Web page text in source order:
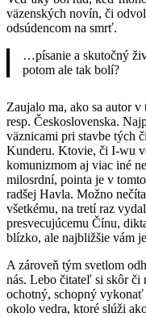
väzenských novín, či
odsúdencom na smrť.
…písanie a skutočný
potom ale tak bolí?
Zaujalo ma, ako sa autor
resp. Československa.
väznicami pri stavbe tých
Kunderu. Ktovie, či I-wu
komunizmom aj viac iné
milosrdní, pointa je v
radšej Havla. Možno
všetkému, na tretí raz
presvecujúcemu Čínu,
blízko, ale najbližšie vám
A zároveň tým svetlom
nás. Lebo čitateľ si skôr či
ochotný, schopný vykonať
okolo vedra, ktoré slúži